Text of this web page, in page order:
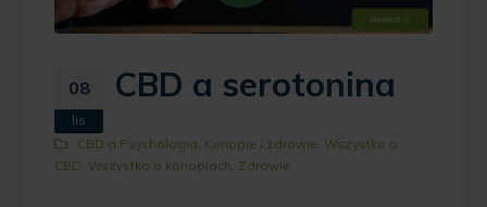
08
lis
CBD a serotonina
CBD a Psychologia Konopie i zdrowie Wszystko o
CBD Wszystko o konopiach Zdrowie